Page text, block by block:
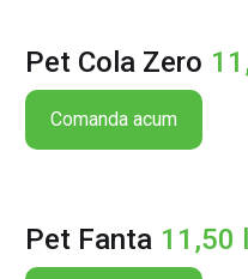
Pet Cola Zero
Comanda acum
Pet Fanta 11,50